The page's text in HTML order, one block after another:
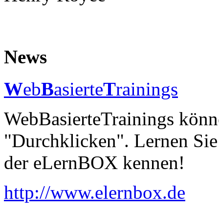
News
WebBasierteTrainings
WebBasierteTrainings
"Durchklicken". Lernen
der eLernBOX kennen!
http://www.elernbox.de